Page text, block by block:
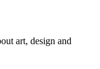
art, design and